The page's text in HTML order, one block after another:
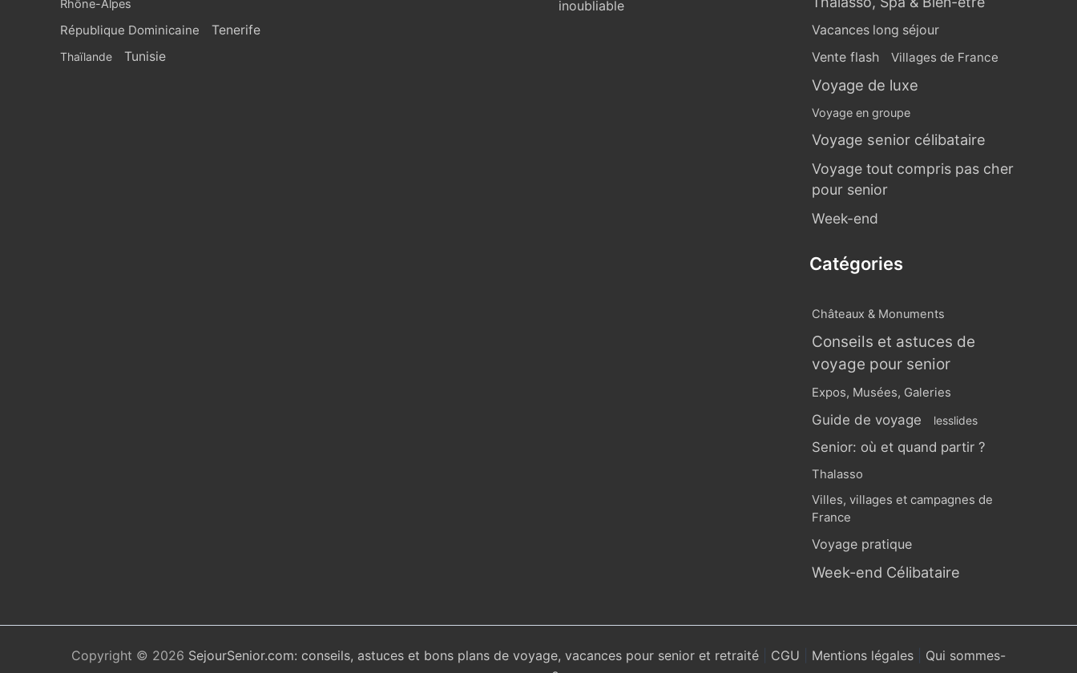
Rhône-Alpes
République Dominicaine Tenerife
Thaïlande Tunisie
inoubliable
Vacances long séjour
Vente flash Villages de France
Voyage de luxe
Voyage en groupe
Voyage senior célibataire
Voyage tout compris pas cher
pour senior
Week-end
Catégories
Châteaux & Monuments
Conseils et astuces de
voyage pour senior
Expos, Musées, Galeries
Guide de voyage lesslides
Senior: où et quand partir ?
Thalasso
Villes, villages et campagnes de
France
Voyage pratique
Week-end Célibataire
Copyright © 2026 SejourSenior.com: conseils, astuces et bons plans de voyage, vacances pour senior et retraité CGU Mentions légales
Qui sommes-